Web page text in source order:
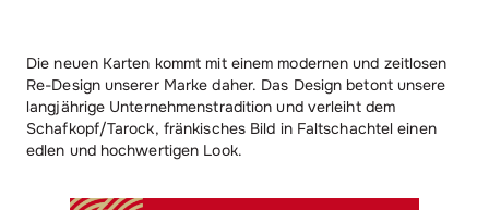
Die neuen Karten kommt mit einem modernen und zeitlosen
Re-Design unserer Marke daher. Das Design betont unsere
langjährige Unternehmenstradition und verleiht dem
Schafkopf/Tarock, fränkisches Bild in Faltschachtel einen
edlen und hochwertigen Look.